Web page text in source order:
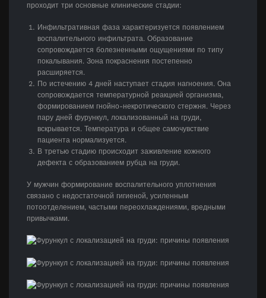
проходит три основные клинические стадии:
Инфильтративная фаза характеризуется появлением
воспалительного инфильтрата. Образование
сопровождается болезненными ощущениями по типу
покалывания. Зона покраснения постепенно
расширяется.
По истечению 4 дней наступает стадия нагноения. Она
сопровождается температурной реакцией организма,
формированием гнойно-некротического стержня. Через
пару дней фурункул, локализованный на груди,
вскрывается. Температура и общее самочувствие
пациента нормализуется.
В третью стадию происходит заживление кожного
дефекта с образованием рубца на груди.
У мужчин формирование воспалительного уплотнения
связано с недостаточной гигиеной, усиленным
потоотделением, частыми переохлаждениями, вредными
привычками.